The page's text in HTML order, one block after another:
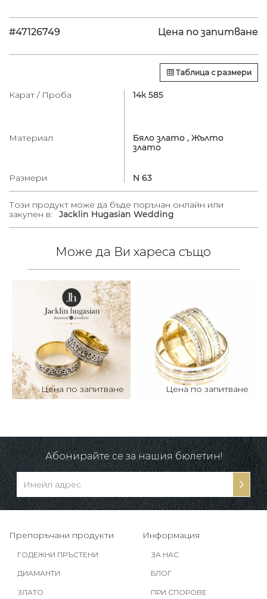
#47126749 Цена по запитване
Таблица с размери
Карат / Проба 14к 585
Материал Бяло злато , Жълто
злато
Размери N 63
Този продукт може да бъде поръчан онлайн или
закупен в:
Jacklin Hugasian Wedding
Може да Ви хареса също
Цена по запитване Цена по запитване
Абонирайте се за нашия бюлетин!
Препоръчани продукти
ГОДЕЖНИ ПРЪСТЕНИ
ДИАМАНТИ
ЗЛАТО
Информация
ЗА НАС
БЛОГ
ПРИ СПОРОВЕ